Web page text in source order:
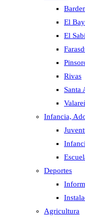
El
El
Rivas
Santa
Infancia,
Deportes
Agricultura